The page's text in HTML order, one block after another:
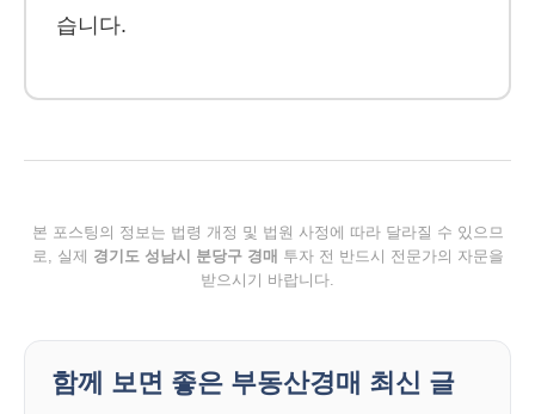
습니다.
본 포스팅의 정보는 법령 개정 및 법원 사정에 따라 달라질 수 있으므
로, 실제 경기도 성남시 분당구 경매 투자 전 반드시 전문가의 자문을
받으시기 바랍니다.
함께 보면 좋은 부동산경매 최신 글